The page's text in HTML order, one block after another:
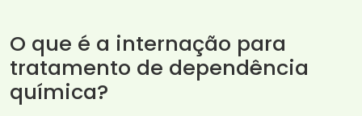
O que é a internação para
tratamento de dependência
química?